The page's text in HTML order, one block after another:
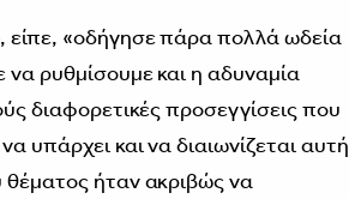
είπε, «οδήγησε πάρα πολλά ωδεία
ρυθμίσουμε και η αδυναμία
διαφορετικές προσεγγίσεις που
υπάρχει και να διαιωνίζεται αυτή
ήταν ακριβώς να